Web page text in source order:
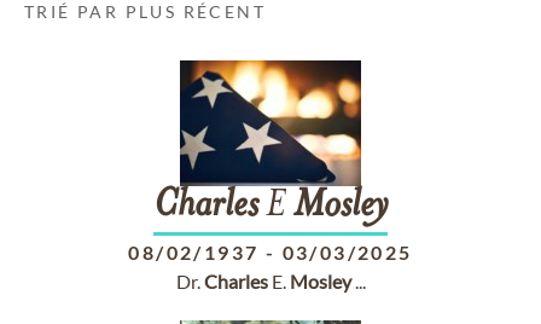
TRIÉ PAR PLUS RÉCENT
CharlesEMosley
08/02/1937 - 03/03/2025
Dr.CharlesE. Mosley...